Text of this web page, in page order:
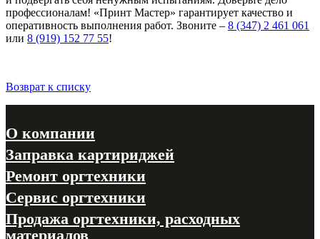
профессионалам! «Принт Мастер» гарантирует качество и
оперативность выполнения работ. Звоните – 8 (347) 2 461 061
или 8 (919) 152 77 55!
Возврат к списку
О компании
Заправка картириджей
Ремонт оргтехники
Сервис оргтехники
Продажа оргтехники, расходных
материалов